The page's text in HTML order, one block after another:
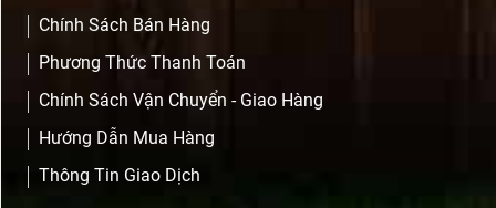
Chính Sách Bán Hàng
Phương Thức Thanh Toán
Chính Sách Vận Chuyển - Giao Hàng
Hướng Dẫn Mua Hàng
Thông Tin Giao Dịch